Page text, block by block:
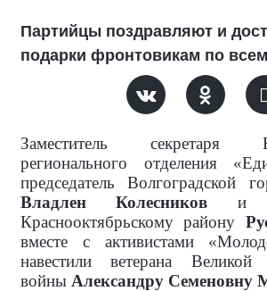
Партийцы поздравляют и
подарки фронтовикам по
Заместитель секретаря
регионального отделения
председатель Волгоградской
Владлен Колесников и
Краснооктябрьскому району
вместе с активистами
навестили ветерана Великой
войны Александру Семеновну